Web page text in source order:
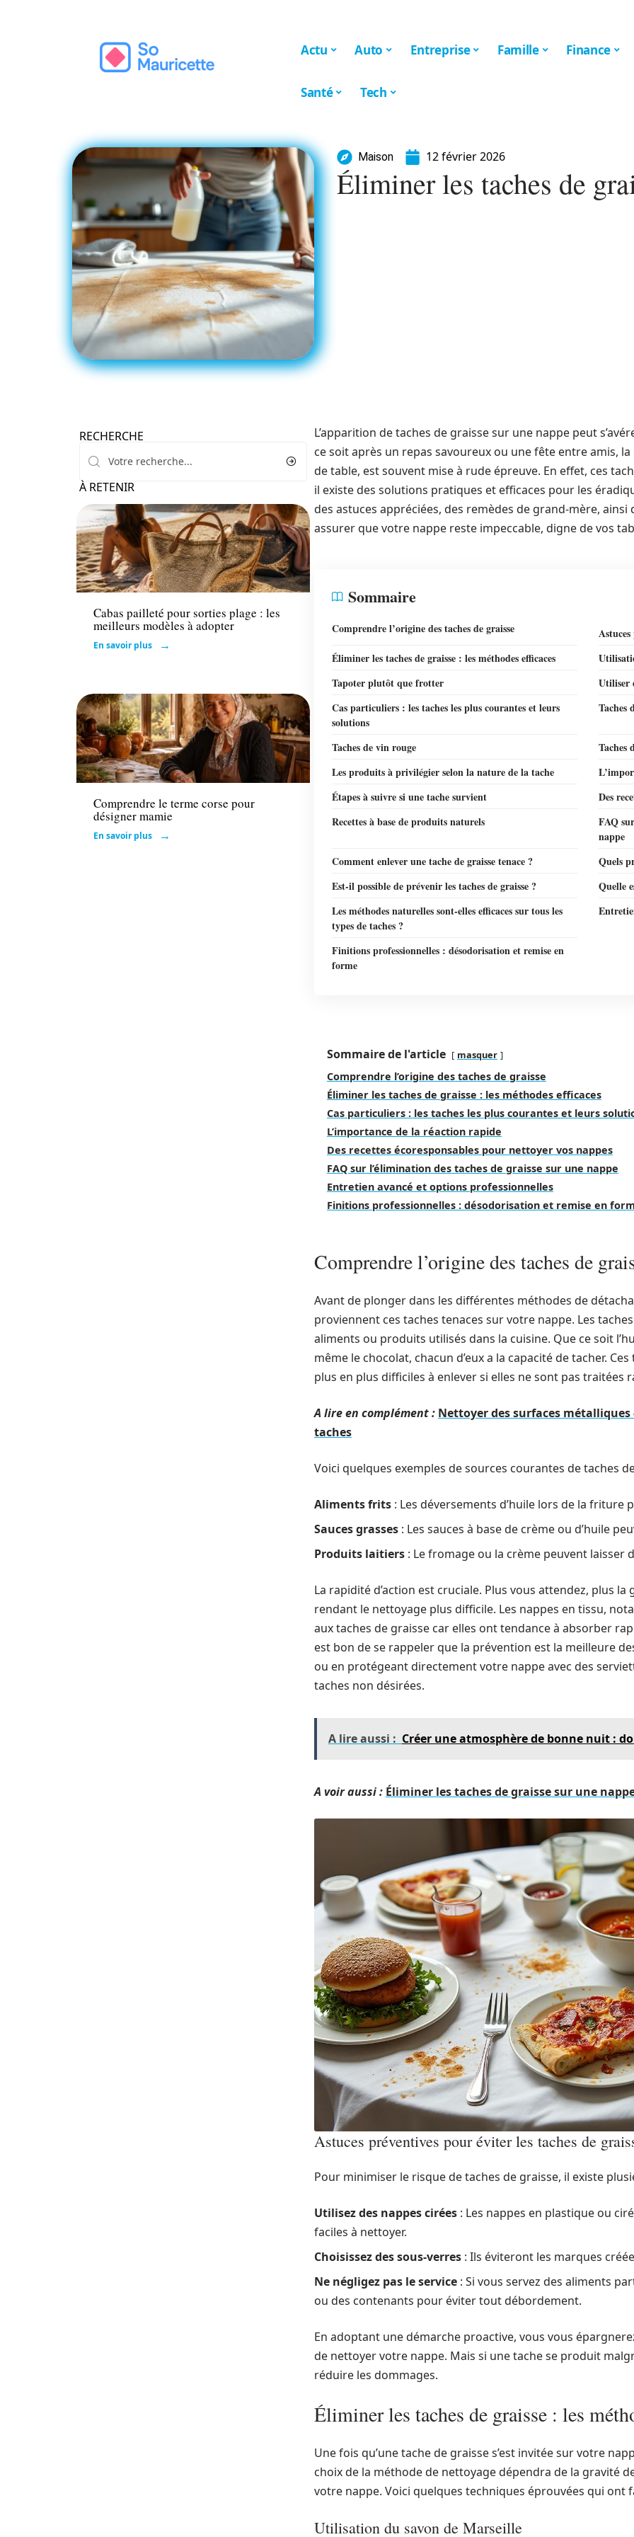
Actu Auto Entreprise Famille Finance
Santé Tech
Maison 12 février 2026
Éliminer les taches de
RECHERCHE
À RETENIR
Mode
Cabas pailleté pour sorties plage : les
meilleurs modèles à adopter
En savoir plus
Famille
Comprendre le terme corse pour
désigner mamie
En savoir plus
L’apparition de taches de graisse sur une nappe peut
ce soit après un repas savoureux ou une fête entre amis,
de table, est souvent mise à rude épreuve. En effet, ces
il existe des solutions pratiques et efficaces pour les
des astuces appréciées, des remèdes de grand-mère,
assurer que votre nappe reste impeccable, digne de vos
Sommaire
Comprendre l’origine des taches de graisse
Éliminer les taches de graisse : les méthodes efficaces
Tapoter plutôt que frotter
Utiliser
Cas particuliers : les taches les plus courantes et leurs
solutions
Taches
Taches de vin rouge
Taches
Les produits à privilégier selon la nature de la tache
Étapes à suivre si une tache survient
Des
Recettes à base de produits naturels
FAQ
nappe
Comment enlever une tache de graisse tenace ?
Quels
Est-il possible de prévenir les taches de graisse ?
Quelle
Les méthodes naturelles sont-elles efficaces sur tous les
types de taches ?
Finitions professionnelles : désodorisation et remise en
forme
Sommaire de l'article masquer
Comprendre l’origine des taches de graisse
Éliminer les taches de graisse : les méthodes efficaces
Cas particuliers : les taches les plus courantes et leurs
L’importance de la réaction rapide
Des recettes écoresponsables pour nettoyer vos nappes
FAQ sur l’élimination des taches de graisse sur une nappe
Entretien avancé et options professionnelles
Finitions professionnelles : désodorisation et remise en
Comprendre l’origine des taches de
Avant de plonger dans les différentes méthodes de
proviennent ces taches tenaces sur votre nappe. Les
aliments ou produits utilisés dans la cuisine. Que ce soit
même le chocolat, chacun d’eux a la capacité de tacher.
plus en plus difficiles à enlever si elles ne sont pas traitées
A lire en complément : Nettoyer des surfaces
taches
Voici quelques exemples de sources courantes de taches
Aliments frits : Les déversements d’huile lors de la friture
Sauces grasses : Les sauces à base de crème ou d’huile
Produits laitiers : Le fromage ou la crème peuvent laisser
La rapidité d’action est cruciale. Plus vous attendez, plus
rendant le nettoyage plus difficile. Les nappes en tissu,
aux taches de graisse car elles ont tendance à absorber
est bon de se rappeler que la prévention est la meilleure
ou en protégeant directement votre nappe avec des
taches non désirées.
A lire aussi : Créer une atmosphère de bonne nuit :
A voir aussi : Éliminer les taches de graisse sur une
Astuces préventives pour éviter les taches de
Pour minimiser le risque de taches de graisse, il existe
Utilisez des nappes cirées : Les nappes en plastique ou
faciles à nettoyer.
Choisissez des sous-verres : Ils éviteront les marques
Ne négligez pas le service : Si vous servez des aliments
ou des contenants pour éviter tout débordement.
En adoptant une démarche proactive, vous vous
de nettoyer votre nappe. Mais si une tache se produit
réduire les dommages.
Éliminer les taches de graisse : les
Une fois qu’une tache de graisse s’est invitée sur votre
choix de la méthode de nettoyage dépendra de la gravité
votre nappe. Voici quelques techniques éprouvées qui ont
Utilisation du savon de Marseille